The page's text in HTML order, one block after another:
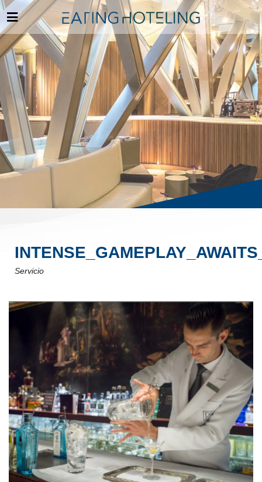
Servicio